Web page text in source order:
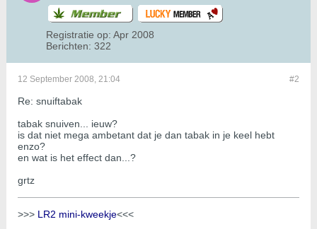
Registratie op: Apr 2008
Berichten: 322
#2
12 September 2008, 21:04
Re: snuiftabak
tabak snuiven... ieuw?
is dat niet mega ambetant dat je dan tabak in je keel hebt
enzo?
en wat is het effect dan...?
grtz
>>> LR2 mini-kweekje<<<